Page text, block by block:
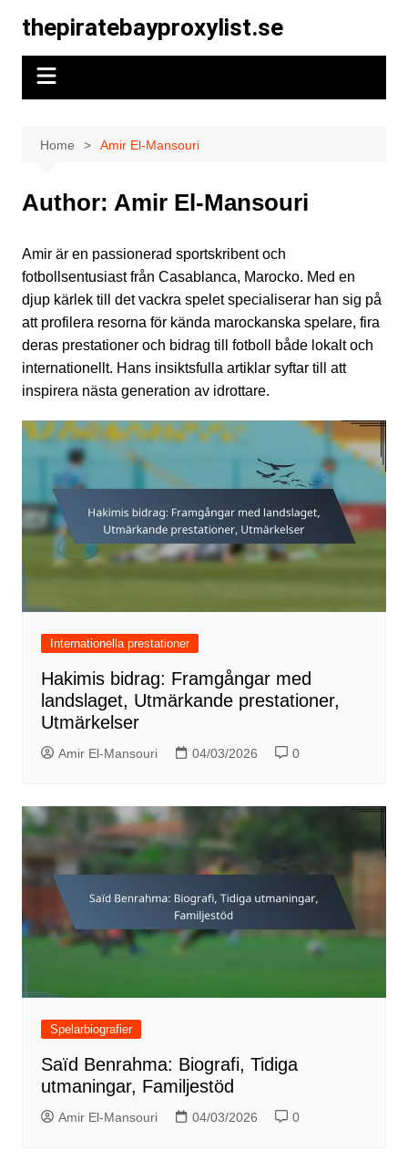
content
thepiratebayproxylist.se
Home Amir El-Mansouri
Author: Amir El-Mansouri
Amir är en passionerad sportskribent och
fotbollsentusiast från Casablanca, Marocko. Med en
djup kärlek till det vackra spelet specialiserar han sig på
att profilera resorna för kända marockanska spelare, fira
deras prestationer och bidrag till fotboll både lokalt och
internationellt. Hans insiktsfulla artiklar syftar till att
inspirera nästa generation av idrottare.
Internationella prestationer
Hakimis bidrag: Framgångar med
landslaget, Utmärkande prestationer,
Utmärkelser
Amir El-Mansouri 04/03/2026 0
Spelarbiografier
Saïd Benrahma: Biografi, Tidiga
utmaningar, Familjestöd
Amir El-Mansouri 04/03/2026 0